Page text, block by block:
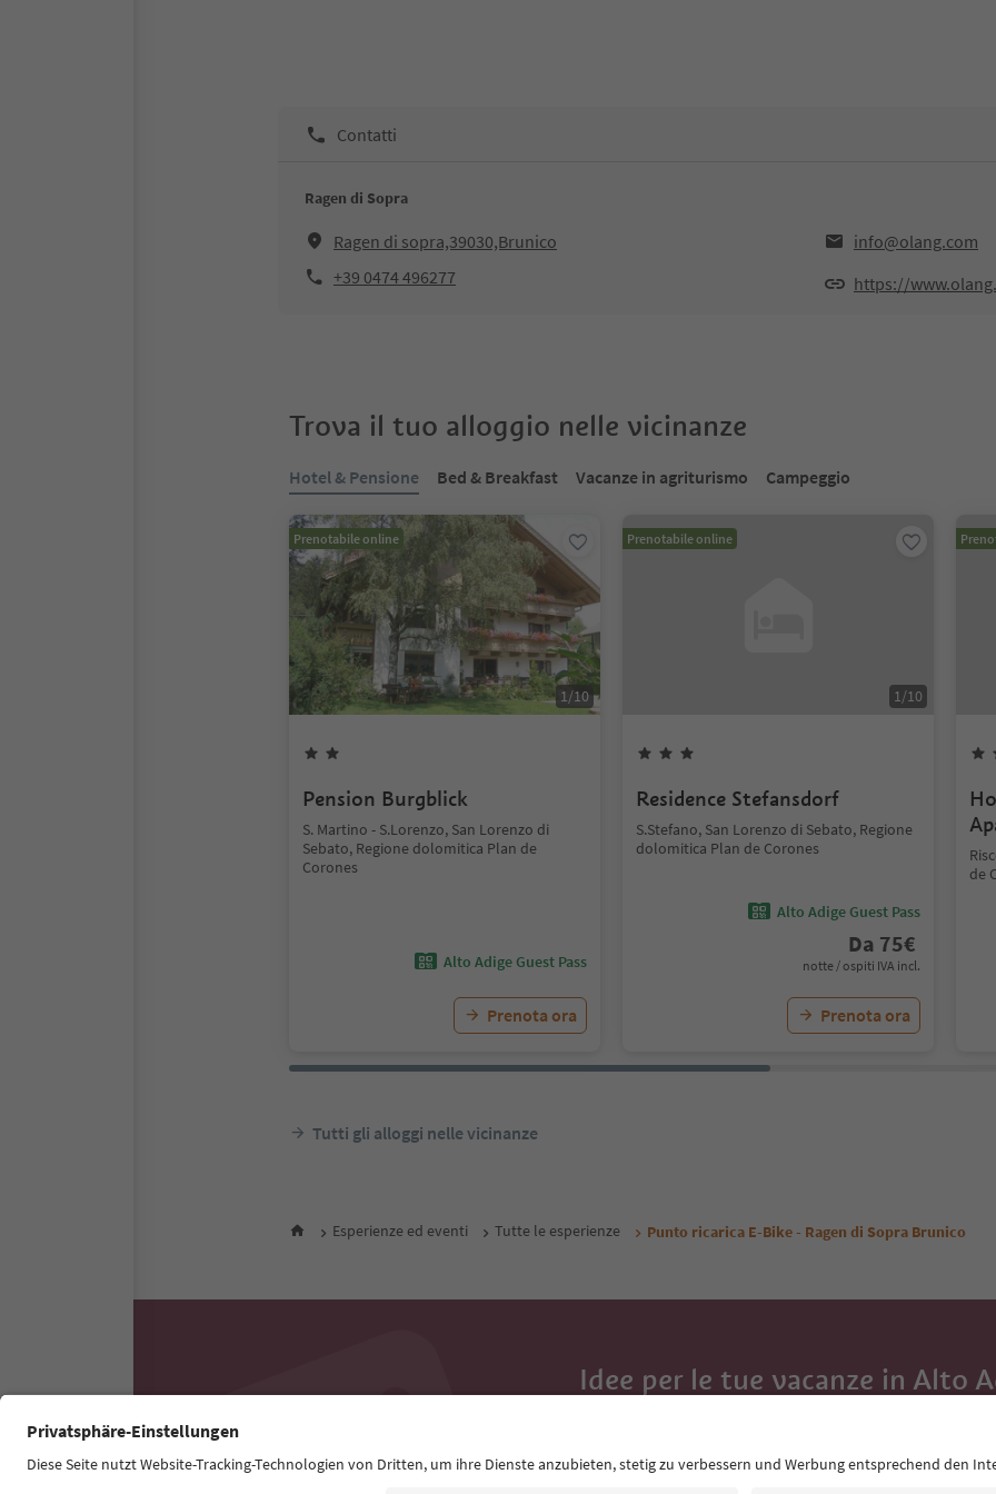
Contatti
Ragen di Sopra
Ragen di sopra,39030,Brunico
info@olang.com
+39 0474 496277
https://
Trova il tuo alloggio nelle vicinanze
Hotel & Pensione Bed & Breakfast Vacanze in agriturismo Campeggio
Prenotabile online
1/10
Pension Burgblick
S. Martino - S.Lorenzo, San Lorenzo di
Sebato, Regione dolomitica Plan de
Corones
Alto Adige Guest Pass
Prenota ora
Prenotabile online
1/10
Residence Stefansdorf
S.Stefano, San Lorenzo di Sebato, Regione
dolomitica Plan de Corones
Alto Adige Guest Pass
Da 75€
notte / ospiti IVA incl.
Prenota ora
de
Tutti gli alloggi nelle vicinanze
Esperienze ed eventi Tutte le esperienze Punto ricarica E-Bike - Ragen di Sopra Brunico
Idee per le tue vacanze in Alto
eventi da non perdere e ricette tipiche.